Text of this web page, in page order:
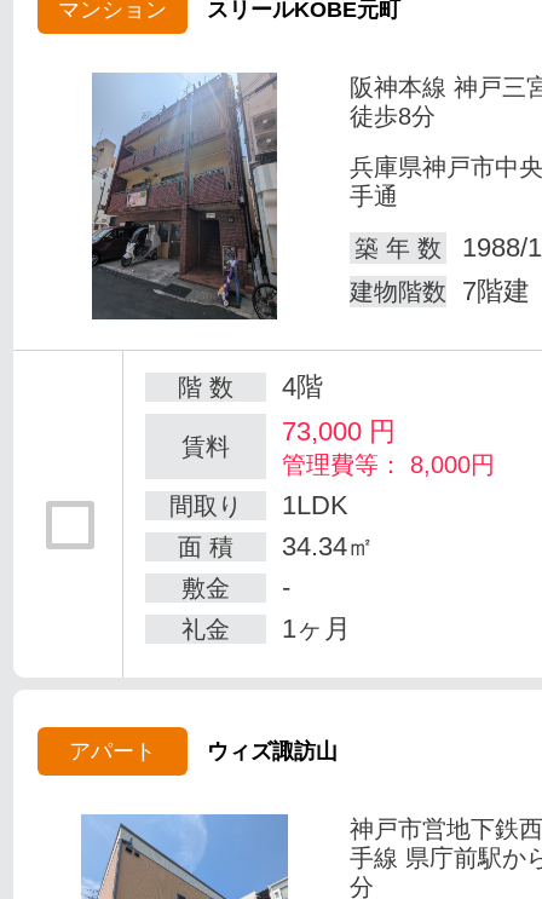
マンション スリールKOBE元町
阪神本線 神戸三
徒歩8分
兵庫県神戸市中
手通
築 年 数
1988/
建物階数 7階建
階 数 4階
賃料 73,000 円
管理費等： 8,000円
間取り
1LDK
面 積 34.34㎡
敷金 -
礼金 1ヶ月
アパート ウィズ諏訪山
神戸市営地下鉄
手線 県庁前駅か
分